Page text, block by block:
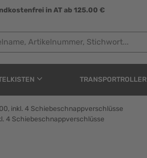
in AT ab 125.00 €
Stichwort...
TRANSPORTROLLER
inkl. 4 Schiebeschnappverschlüsse
4 Schiebeschnappverschlüsse